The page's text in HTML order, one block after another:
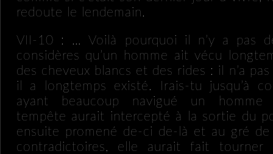
redoute le lendemain.
VII-10 : … Voilà pourquoi il n’y a pas
considères qu’un homme ait vécu
des cheveux blancs et des rides : il n’a
il a longtemps existé. Irais-tu jusqu’à
ayant beaucoup navigué un homme
tempête aurait intercepté à la sortie du
ensuite promené de-ci de-là et au gré
contradictoires, elle aurait fait